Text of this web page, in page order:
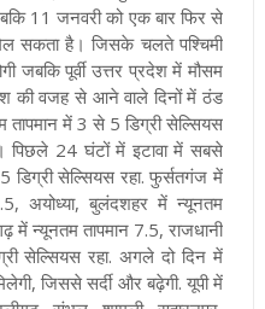
11 जनवरी को एक बार फिर से
सकता है। जिसके चलते पश्चिमी
जबकि पूर्वी उत्तर प्रदेश में मौसम
की वजह से आने वाले दिनों में ठंड
तापमान में 3 से 5 डिग्री सेल्सियस
पिछले 24 घंटों में इटावा में सबसे
डिग्री सेल्सियस रहा. फुर्सतगंज में
अयोध्या, बुलंदशहर में न्यूनतम
में न्यूनतम तापमान 7.5, राजधानी
सेल्सियस रहा. अगले दो दिन में
जिससे सर्दी और बढ़ेगी. यूपी में